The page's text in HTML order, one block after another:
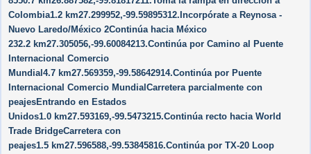
Colombia1.2 km27.299952,-99.59895312.Incorpórate a Reynosa -
Nuevo Laredo/​México 2Continúa hacia México
232.2 km27.305056,-99.60084213.Continúa por Camino al Puente
Internacional Comercio
Mundial4.7 km27.569359,-99.58642914.Continúa por Puente
Internacional Comercio MundialCarretera parcialmente con
peajesEntrando en Estados
Unidos1.0 km27.593169,-99.5473215.Continúa recto hacia World
Trade BridgeCarretera con
peajes1.5 km27.596588,-99.53845816.Continúa por TX-20 Loop